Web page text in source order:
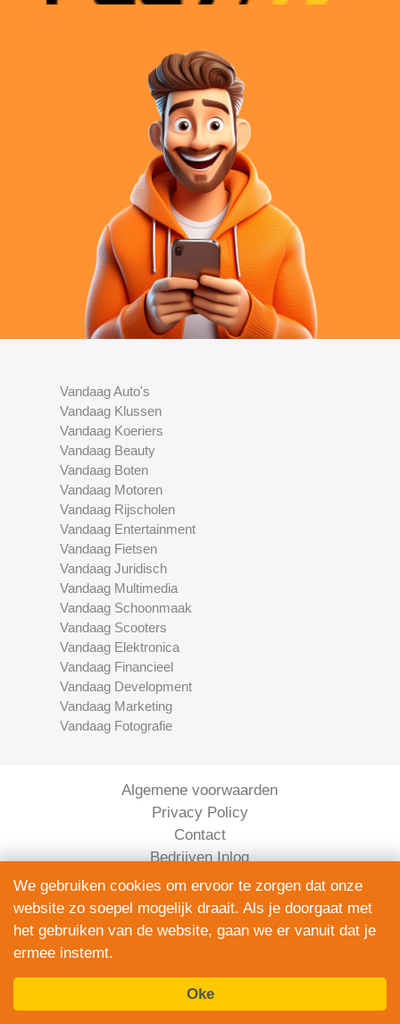
Vandaag Auto's
Vandaag Klussen
Vandaag Koeriers
Vandaag Beauty
Vandaag Boten
Vandaag Motoren
Vandaag Rijscholen
Vandaag Entertainment
Vandaag Fietsen
Vandaag Juridisch
Vandaag Multimedia
Vandaag Schoonmaak
Vandaag Scooters
Vandaag Elektronica
Vandaag Financieel
Vandaag Development
Vandaag Marketing
Vandaag Fotografie
Algemene voorwaarden
Privacy Policy
Contact
Bedrijven Inlog
Elektronica Vandaag is onderdeel van
We gebruiken cookies om ervoor te zorgen dat onze
website zo soepel mogelijk draait. Als je doorgaat met
het gebruiken van de website, gaan we er vanuit dat je
ermee instemt.
Oke